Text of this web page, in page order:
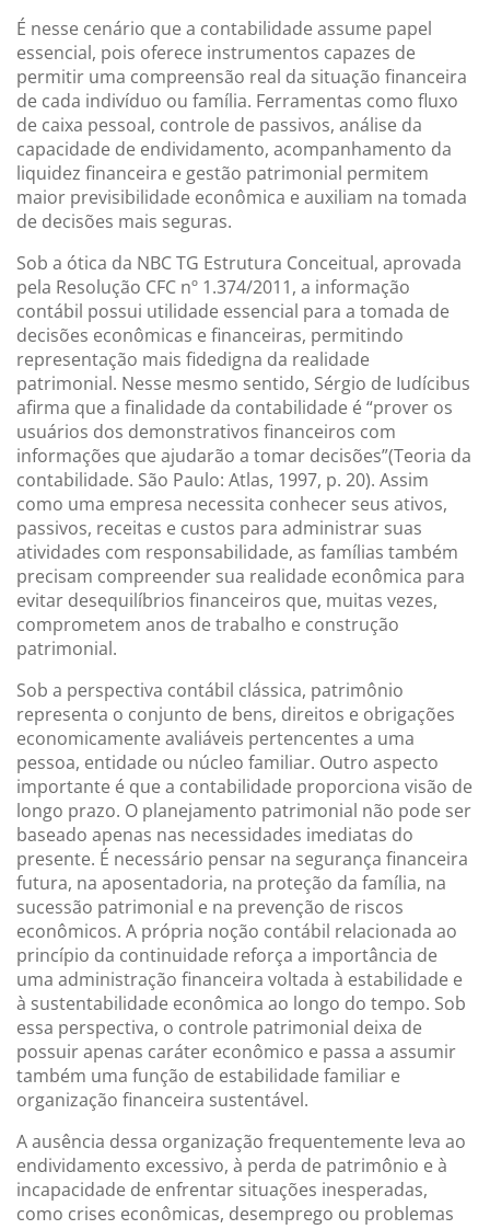
É nesse cenário que a contabilidade assume papel
essencial, pois oferece instrumentos capazes de
permitir uma compreensão real da situação financeira
de cada indivíduo ou família. Ferramentas como fluxo
de caixa pessoal, controle de passivos, análise da
capacidade de endividamento, acompanhamento da
liquidez financeira e gestão patrimonial permitem
maior previsibilidade econômica e auxiliam na tomada
de decisões mais seguras.
Sob a ótica da NBC TG Estrutura Conceitual, aprovada
pela Resolução CFC nº 1.374/2011, a informação
contábil possui utilidade essencial para a tomada de
decisões econômicas e financeiras, permitindo
representação mais fidedigna da realidade
patrimonial. Nesse mesmo sentido, Sérgio de Iudícibus
afirma que a finalidade da contabilidade é “prover os
usuários dos demonstrativos financeiros com
informações que ajudarão a tomar decisões”(Teoria da
contabilidade. São Paulo: Atlas, 1997, p. 20). Assim
como uma empresa necessita conhecer seus ativos,
passivos, receitas e custos para administrar suas
atividades com responsabilidade, as famílias também
precisam compreender sua realidade econômica para
evitar desequilíbrios financeiros que, muitas vezes,
comprometem anos de trabalho e construção
patrimonial.
Sob a perspectiva contábil clássica, patrimônio
representa o conjunto de bens, direitos e obrigações
economicamente avaliáveis pertencentes a uma
pessoa, entidade ou núcleo familiar. Outro aspecto
importante é que a contabilidade proporciona visão de
longo prazo. O planejamento patrimonial não pode ser
baseado apenas nas necessidades imediatas do
presente. É necessário pensar na segurança financeira
futura, na aposentadoria, na proteção da família, na
sucessão patrimonial e na prevenção de riscos
econômicos. A própria noção contábil relacionada ao
princípio da continuidade reforça a importância de
uma administração financeira voltada à estabilidade e
à sustentabilidade econômica ao longo do tempo. Sob
essa perspectiva, o controle patrimonial deixa de
possuir apenas caráter econômico e passa a assumir
também uma função de estabilidade familiar e
organização financeira sustentável.
A ausência dessa organização frequentemente leva ao
endividamento excessivo, à perda de patrimônio e à
incapacidade de enfrentar situações inesperadas,
como crises econômicas, desemprego ou problemas